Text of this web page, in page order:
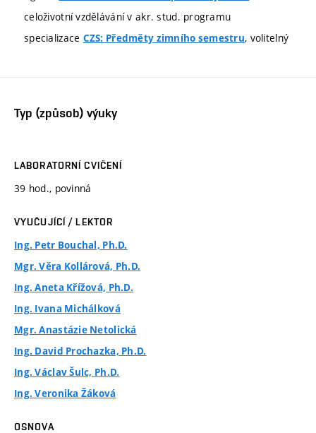
celoživotní vzdělávání v akr. stud. programu
specializace CZS: Předměty zimního semestru, volitelný
Typ (způsob) výuky
LABORATORNÍ CVIČENÍ
39 hod., povinná
VYUČUJÍCÍ / LEKTOR
Ing. Petr Bouchal, Ph.D.
Mgr. Věra Kollárová, Ph.D.
Ing. Aneta Křížová, Ph.D.
Ing. Ivana Michálková
Mgr. Anastázie Netolická
Ing. David Prochazka, Ph.D.
Ing. Václav Šulc, Ph.D.
Ing. Veronika Žáková
OSNOVA